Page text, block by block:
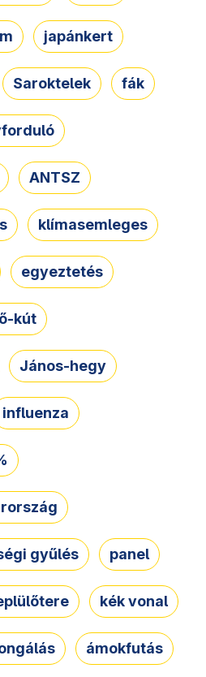
japánkert
Saroktelek fák
ANTSZ
klímasemleges
egyeztetés
kút
János-hegy
influenza
gyűlés panel
kék vonal
ámokfutás